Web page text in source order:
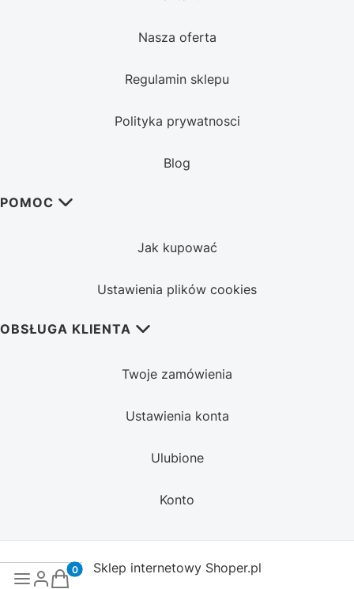
Nasza oferta
Regulamin sklepu
Polityka prywatnosci
Blog
POMOC
Jak kupować
Ustawienia plików cookies
OBSŁUGA KLIENTA
Twoje zamówienia
Ustawienia konta
Ulubione
Konto
Sklep internetowy Shoper.pl
Produkty w koszyku: 0. Zobacz szczegóły